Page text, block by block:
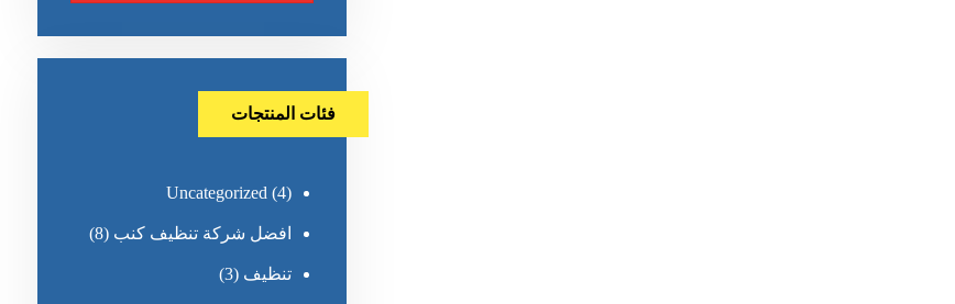
فئات المنتجات
Uncategorized (4)
افضل شركة تنظيف كنب (8)
تنظيف (3)